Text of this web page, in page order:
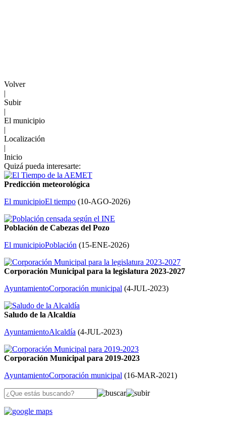
Volver
|
Subir
|
El municipio
|
Localización
|
Inicio
Quizá pueda interesarte:
Predicción meteorológica
El municipioEl tiempo (10-AGO-2026)
Población de Cabezas del Pozo
El municipioPoblación (15-ENE-2026)
Corporación Municipal para la legislatura 2023-2027
AyuntamientoCorporación municipal (4-JUL-2023)
Saludo de la Alcaldía
AyuntamientoAlcaldía (4-JUL-2023)
Corporación Municipal para 2019-2023
AyuntamientoCorporación municipal (16-MAR-2021)